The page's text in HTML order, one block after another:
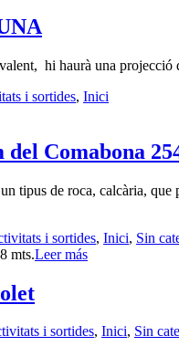
hi haurà una
i sortides, Inici
Comabona
tipus de roca, calcària,
i sortides, Inici, Sin
mts.Leer más
i sortides, Inici, Sin